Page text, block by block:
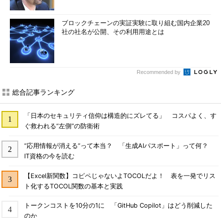
ブロックチェーンの実証実験に取り組む国内企業20
社の社名が公開、その利用用途とは
Recommended by
総合記事ランキング
「日本のセキュリティ信仰は構造的にズレてる」 コスパよく、す
ぐ救われる“左側”の防衛術
“応用情報が消える”って本当？ 「生成AIパスポート」って何？
IT資格の今を読む
【Excel新関数】コピペじゃないよTOCOLだよ！ 表を一発でリス
ト化するTOCOL関数の基本と実践
トークンコストを10分の1に 「GitHub Copilot」はどう削減した
のか